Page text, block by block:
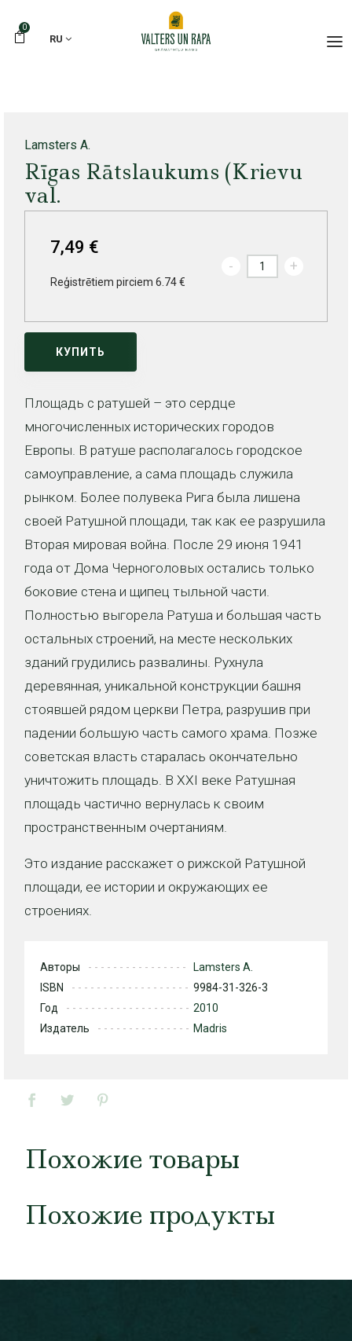
0
RU
Lamsters A.
Rīgas Rātslaukums (Krievu
val.
7,49 €
Reģistrētiem pirciem 6.74 €
- +
КУПИТЬ
Площадь с ратушей – это сердце
многочисленных исторических городов
Европы. В ратуше располагалось городское
самоуправление, а сама площадь служила
рынком. Более полувека Рига была лишена
своей Ратушной площади, так как ее разрушила
Вторая мировая война. После 29 июня 1941
года от Дома Черноголовых остались только
боковие стена и щипец тыльной части.
Полностью выгорела Ратуша и большая часть
остальных строений, на месте нескольких
зданий грудились развалины. Рухнула
деревянная, уникальной конструкции башня
стоявшей рядом церкви Петра, разрушив при
падении большую часть самого храма. Позже
советская власть старалась окончательно
уничтожить площадь. В XXI веке Ратушная
площадь частично вернулась к своим
пространственным очертаниям.
Это издание расскажет о рижской Ратушной
площади, ее истории и окружающих ее
строениях.
Авторы
Lamsters A.
ISBN
9984-31-326-3
Год
2010
Издатель
Madris
Похожие товары
Похожие продукты